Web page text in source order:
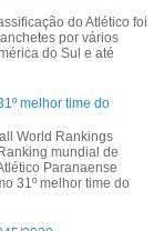
do Atlético foi
por vários
do Sul e até
melhor time do
World Rankings
mundial de
Paranaense
31º melhor time do